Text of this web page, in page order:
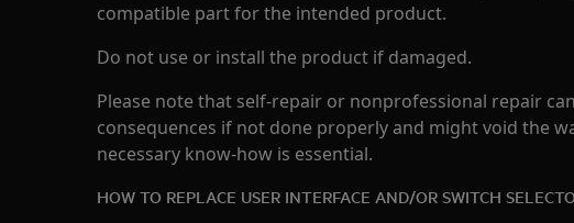
compatible part for the intended product.
Do not use or install the product if damaged.
Please note that self-repair or nonprofessional repair
consequences if not done properly and might void the
necessary know-how is essential.
HOW TO REPLACE USER INTERFACE AND/OR SWITCH